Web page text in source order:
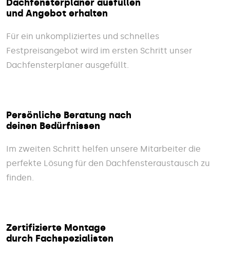
Dachfensterplaner ausfüllen
und Angebot erhalten
Für ein unkompliziertes und schnelles
Festpreisangebot wird im ersten Schritt unser
Dachfensterplaner ausgefüllt.
Persönliche Beratung nach
deinen Bedürfnissen
Im zweiten Schritt helfen unsere Mitarbeiter die
perfekte Lösung für den Dachfensteraustausch zu
finden.
Zertifizierte Montage
durch Fachspezialisten